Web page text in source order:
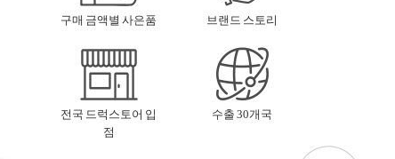
구매 금액별 사은품 브랜드 스토리
전국 드럭스토어 입
점
수출 30개국